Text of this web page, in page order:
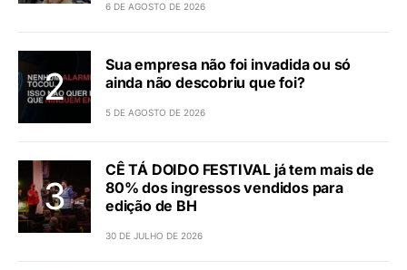
6 DE AGOSTO DE 2026
Sua empresa não foi invadida ou só
ainda não descobriu que foi?
5 DE AGOSTO DE 2026
CÊ TÁ DOIDO FESTIVAL já tem mais de
80% dos ingressos vendidos para
edição de BH
30 DE JULHO DE 2026